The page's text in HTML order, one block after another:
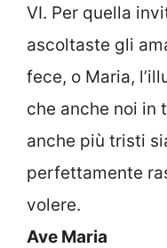
VI. Per quella
ascoltaste gli
fece, o Maria,
che anche noi in
anche più tristi
perfettamente
volere.
Ave Maria